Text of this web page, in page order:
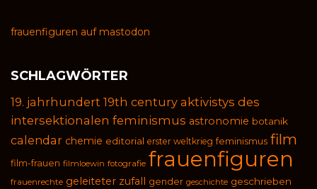
frauenfiguren auf mastodon
SCHLAGWÖRTER
19. jahrhundert 19th century aktivistys des
intersektionalen feminismus astronomie botanik
calendar chemie editorial erster weltkrieg feminismus film
film-frauen filmloewin fotografie frauenfiguren
frauenrechte geleiteter zufall gender geschichte geschrieben